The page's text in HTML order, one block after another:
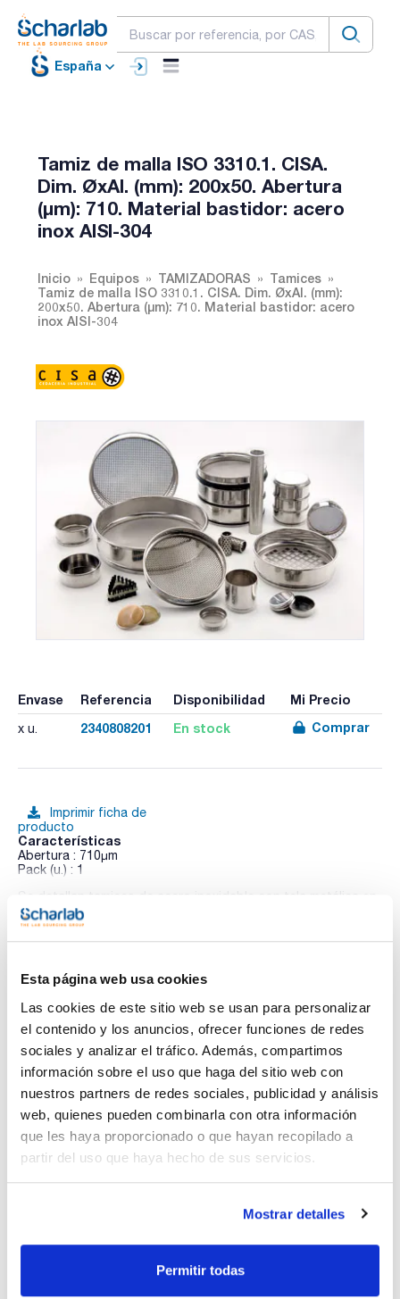
Esta página web usa cookies
Las cookies de este sitio web se usan para personalizar
el contenido y los anuncios, ofrecer funciones de redes
sociales y analizar el tráfico. Además, compartimos
información sobre el uso que haga del sitio web con
nuestros partners de redes sociales, publicidad y análisis
web, quienes pueden combinarla con otra información
que les haya proporcionado o que hayan recopilado a
partir del uso que haya hecho de sus servicios.
Mostrar detalles
Permitir todas
España
Tamiz de malla ISO 3310.1. CISA.
Dim. ØxAl. (mm): 200x50. Abertura
(µm): 710. Material bastidor: acero
inox AISI-304
Inicio Equipos TAMIZADORAS
Tamices
Tamiz de malla ISO 3310.1. CISA. Dim. ØxAl. (mm):
200x50. Abertura (µm): 710. Material bastidor: acero
inox AISI-304
Envase Referencia Disponibilidad Mi Precio
x u. 2340808201 En stock Comprar
Imprimir ficha de
producto
Características
Abertura : 710µm
Pack (u.) : 1
Se detallan tamices de acero inoxidable con tela metálica en
acero inoxidable según norma ISO 33101 de 200mm de
diámetro y 50mm de altura por ser los más comunes. Están
disponibles tamices de otras dimensiones.
Ver más
Documentación técnica
TDS / Ficha técnica
Regístrate para
descargas
COA
Regístrate para
descargas
SDS/ Hoja de seguridad
Regístrate para
descargas
Los productos marcados con esta imagen son
listos para una entrega inmediata.